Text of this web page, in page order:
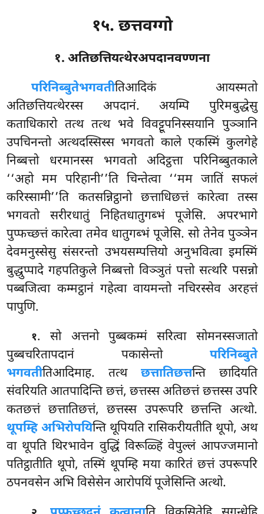
१५. छत्तवग्गो
१. अतिछत्तियत्थेरअपदानवण्णना
परिनिब्बुतेभगवतीतिआदिकं आयस्मतो
अतिछत्तियत्थेरस्स अपदानं. अयम्पि पुरिमबुद्धेसु
कताधिकारो तत्थ तत्थ भवे विवट्टूपनिस्सयानि पुञ्ञानि
उपचिनन्तो अत्थदस्सिस्स भगवतो काले एकस्मिं कुलगेहे
निब्बत्तो धरमानस्स भगवतो अदिट्ठत्ता परिनिब्बुतकाले
‘‘अहो मम परिहानी’’ति चिन्तेत्वा ‘‘मम जातिं सफलं
करिस्सामी’’ति कतसन्निट्ठानो छत्ताधिछत्तं कारेत्वा तस्स
भगवतो सरीरधातुं निहितधातुगब्भं पूजेसि. अपरभागे
पुप्फच्छत्तं कारेत्वा तमेव धातुगब्भंपूजेसि. सो तेनेव पुञ्ञेन
देवमनुस्सेसु संसरन्तो उभयसम्पत्तियो अनुभवित्वा इमस्मिं
बुद्धुप्पादे गहपतिकुले निब्बत्तो विञ्ञुतं पत्तो सत्थरि पसन्नो
पब्बजित्वा कम्मट्ठानं गहेत्वा वायमन्तो नचिरस्सेव अरहत्तं
पापुणि.
१. सो अत्तनो पुब्बकम्मं सरित्वा सोमनस्सजातो
पुब्बचरितापदानं पकासेन्तो परिनिब्बुते
भगवतीतिआदिमाह. तत्थ छत्तातिछत्तन्ति छादियति
संवरियति आतपादिन्ति छत्तं, छत्तस्स अतिछत्तं छत्तस्स उपरि
कतछत्तं छत्तातिछत्तं, छत्तस्स उपरूपरि छत्तन्ति अत्थो.
थूपम्हि अभिरोपयिन्ति थूपियति रासिकरीयतीति थूपो, अथ
वा थूपति थिरभावेन वुद्धिं विरूळ्हिं वेपुल्लं आपज्जमानो
पतिट्ठातीति थूपो, तस्मिं थूपम्हि मया कारितं छत्तं उपरूपरि
ठपनवसेन अभि विसेसेन आरोपयिं पूजेसिन्ति अत्थो.